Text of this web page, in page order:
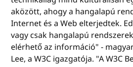
aközött, ahogy a hangalapú
Internet és a Web elterjedtek.
vagy csak hangalapú
elérhető az információ" -
Lee, a W3C igazgatója. "A W3C